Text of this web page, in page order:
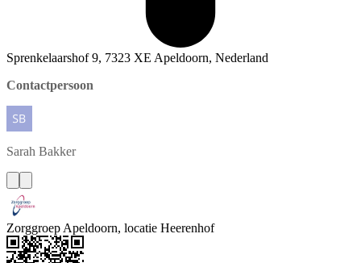
Sprenkelaarshof 9, 7323 XE Apeldoorn, Nederland
Contactpersoon
Sarah Bakker
Zorggroep Apeldoorn, locatie Heerenhof